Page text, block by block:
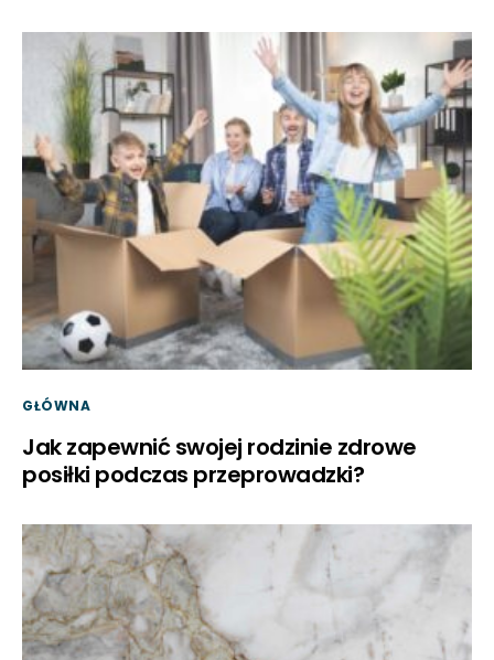
GŁÓWNA
Jak zapewnić swojej rodzinie zdrowe
posiłki podczas przeprowadzki?